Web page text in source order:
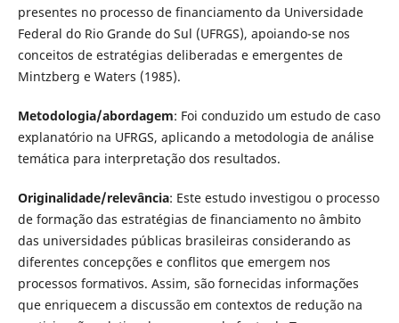
presentes no processo de financiamento da Universidade
Federal do Rio Grande do Sul (UFRGS), apoiando-se nos
conceitos de estratégias deliberadas e emergentes de
Mintzberg e Waters (1985).
Metodologia/abordagem: Foi conduzido um estudo de caso
explanatório na UFRGS, aplicando a metodologia de análise
temática para interpretação dos resultados.
Originalidade/relevância: Este estudo investigou o processo
de formação das estratégias de financiamento no âmbito
das universidades públicas brasileiras considerando as
diferentes concepções e conflitos que emergem nos
processos formativos. Assim, são fornecidas informações
que enriquecem a discussão em contextos de redução na